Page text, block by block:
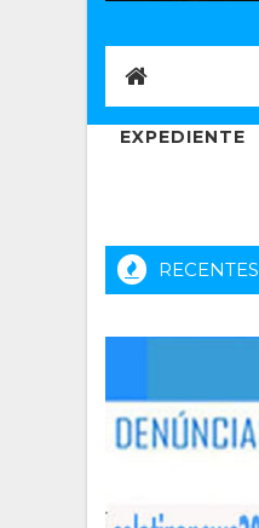
EXPEDIENTE
RECENTES